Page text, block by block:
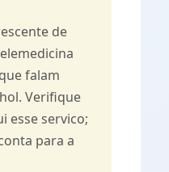
de
falam
Verifique
esse servico;
para a